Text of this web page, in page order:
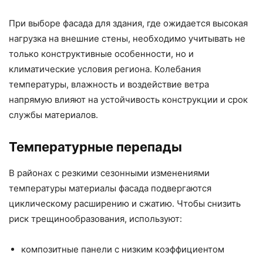
При выборе фасада для здания, где ожидается высокая
нагрузка на внешние стены, необходимо учитывать не
только конструктивные особенности, но и
климатические условия региона. Колебания
температуры, влажность и воздействие ветра
напрямую влияют на устойчивость конструкции и срок
службы материалов.
Температурные перепады
В районах с резкими сезонными изменениями
температуры материалы фасада подвергаются
циклическому расширению и сжатию. Чтобы снизить
риск трещинообразования, используют:
композитные панели с низким коэффициентом